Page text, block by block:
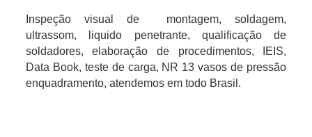
Inspeção visual de montagem, soldagem,
ultrassom, liquido penetrante, qualificação de
soldadores, elaboração de procedimentos, IEIS,
Data Book, teste de carga, NR 13 vasos de pressão
enquadramento, atendemos em todo Brasil.